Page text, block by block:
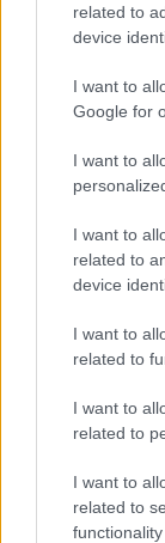
related to
device
I want to
Google for
I want to
I want to
related to
device
I want to
related to
I want to
related to
I want to
related to
Don Antonio
Marco Tessari · 3
Bocciature
fatto discutere
Marco Tessari · 3